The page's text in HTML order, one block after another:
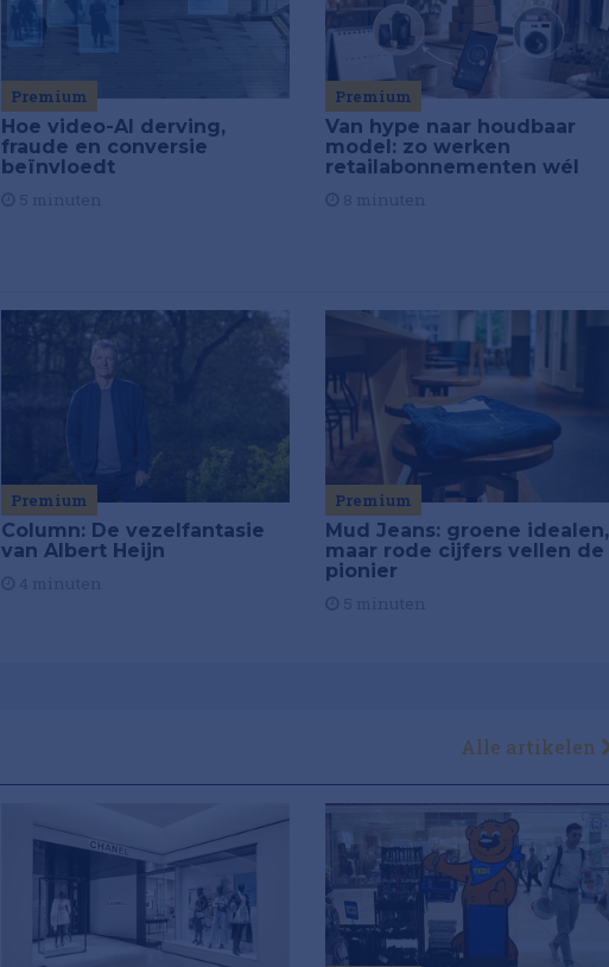
Premium
Hoe video-AI derving,
fraude en conversie
beïnvloedt
Premium
Van hype naar houdbaar
model: zo werken
retailabonnementen wél
Premium
Column: De vezelfantasie
van Albert Heijn
Premium
Mud Jeans: groene idealen,
maar rode cijfers vellen de
pionier
Alle artikelen